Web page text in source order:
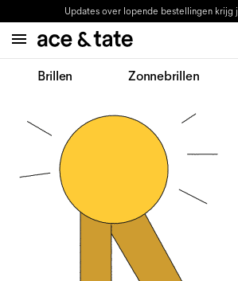
Updates over lopende bestellingen krijg
Brillen Zonnebrillen